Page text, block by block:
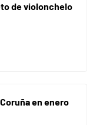
de violonchelo
en enero